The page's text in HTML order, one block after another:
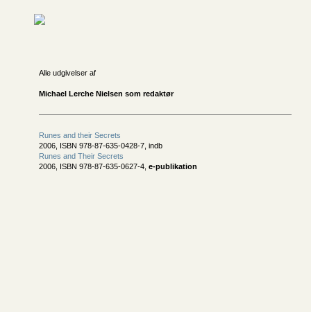
Alle udgivelser af
Michael Lerche Nielsen som redaktør
Runes and their Secrets
2006, ISBN 978-87-635-0428-7, indb
Runes and Their Secrets
2006, ISBN 978-87-635-0627-4, e-publikation